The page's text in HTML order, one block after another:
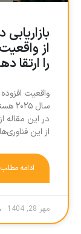
از
را ارتقا
واقعیت
سال
در این مقاله
از این
ادامه
مهر 28, 1404